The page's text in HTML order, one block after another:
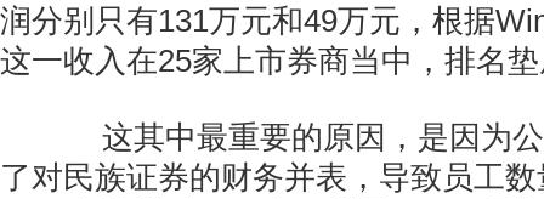
润分别只有131万元和49万元，根据
这一收入在25家上市券商当中，排名
这其中最重要的原因，是因为公
了对民族证券的财务并表，导致员工